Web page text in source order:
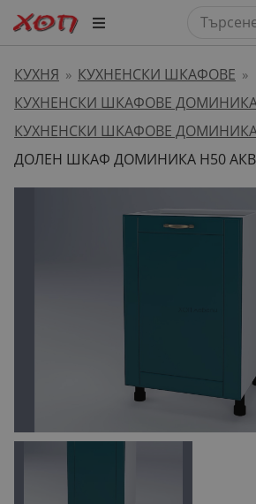
КУХНЯ » КУХНЕНСКИ ШКАФОВЕ »
КУХНЕНСКИ ШКАФОВЕ
КУХНЕНСКИ ШКАФОВЕ
ДОЛЕН ШКАФ ДОМИНИКА H50